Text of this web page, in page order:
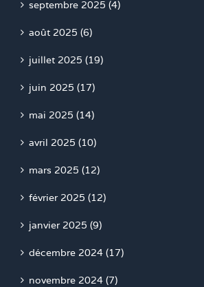
septembre 2025 (4)
août 2025 (6)
juillet 2025 (19)
juin 2025 (17)
mai 2025 (14)
avril 2025 (10)
mars 2025 (12)
février 2025 (12)
janvier 2025 (9)
décembre 2024 (17)
novembre 2024 (7)